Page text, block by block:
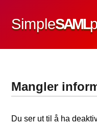
SimpleSAML
Mangler
Du ser ut til å ha